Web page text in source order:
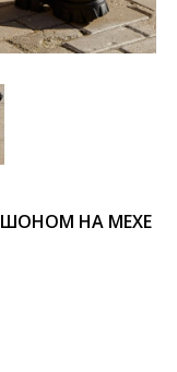
НА МЕХЕ